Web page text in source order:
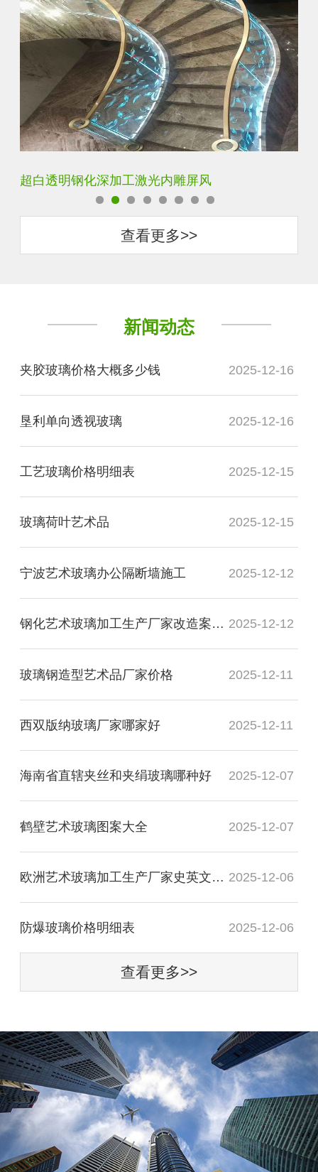
玄关水晶立体雕刻3D激光内雕玻璃
查看更多>>
新闻动态
夹胶玻璃价格大概多少钱 2025-12-16
垦利单向透视玻璃 2025-12-16
工艺玻璃价格明细表 2025-12-15
玻璃荷叶艺术品 2025-12-15
宁波艺术玻璃办公隔断墙施工 2025-12-12
钢化艺术玻璃加工生产厂家改造案例图 2025-12-12
玻璃钢造型艺术品厂家价格 2025-12-11
西双版纳玻璃厂家哪家好 2025-12-11
海南省直辖夹丝和夹绢玻璃哪种好 2025-12-07
鹤壁艺术玻璃图案大全 2025-12-07
欧洲艺术玻璃加工生产厂家史英文名词解释 2025-12-06
防爆玻璃价格明细表 2025-12-06
查看更多>>